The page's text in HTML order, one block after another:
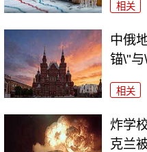
相关
中俄
锚\"
相关
炸学
克兰